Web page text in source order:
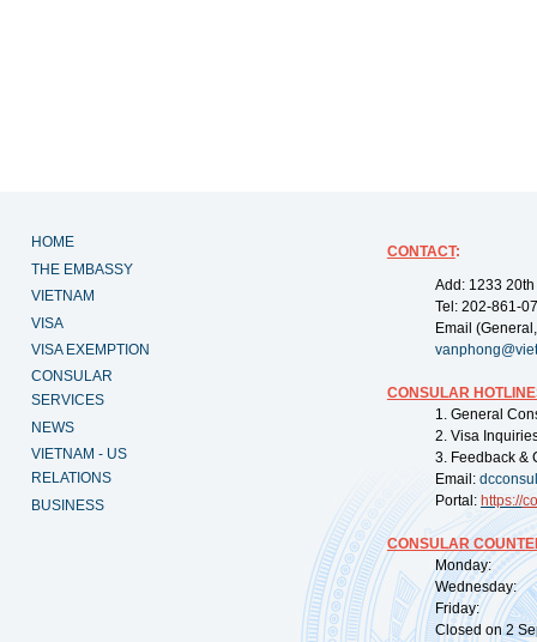
HOME
THE EMBASSY
VIETNAM
VISA
VISA EXEMPTION
CONSULAR
SERVICES
NEWS
VIETNAM - US
RELATIONS
BUSINESS
CONTACT:
Add: 1233
Tel: 202-861-
Email
CONSULAR
1. General
2. Visa
3. Feedback &
Email:
Portal: https://
CONSULAR
Monday:
Wednesday:
Friday:
Closed on 2